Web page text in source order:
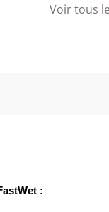
Voir tous
: